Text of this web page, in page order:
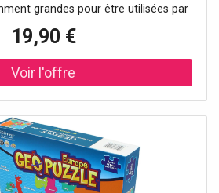
grandes pour être utilisées par
4 ans. Cette présentation permet
leurs aptitudes cognitives (y
la perception,...). L'énigmatique
également la motricité fine, la
assemblé : 40,6 x 48,3 cm.
19,90 €